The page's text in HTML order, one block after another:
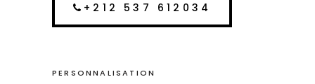
+212 537 612034
PERSONNALISATION